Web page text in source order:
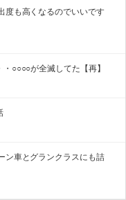
度も高くなるのでいいです
○○○○が全滅してた【再】
ン車とグランクラスにも詰